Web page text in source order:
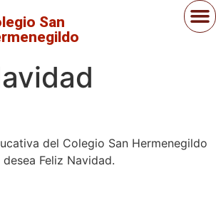
San
del Colegio San Hermenegildo
Feliz Navidad.